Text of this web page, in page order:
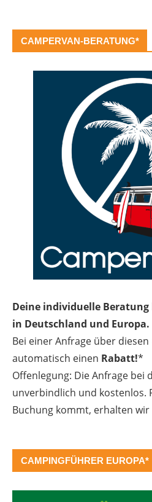
CAMPERVAN-BERATUNG*
Deine individuelle Beratung
in Deutschland und Europa.
Bei einer Anfrage über
automatisch einen Rabatt!*
Offenlegung: Die Anfrage bei
unverbindlich und kostenlos.
Buchung kommt, erhalten
CAMPINGFÜHRER EUROPA*